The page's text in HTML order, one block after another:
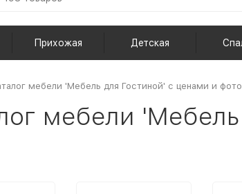
Прихожая Детская
мебели 'Мебель для Гостиной' с ценами и фото
мебели